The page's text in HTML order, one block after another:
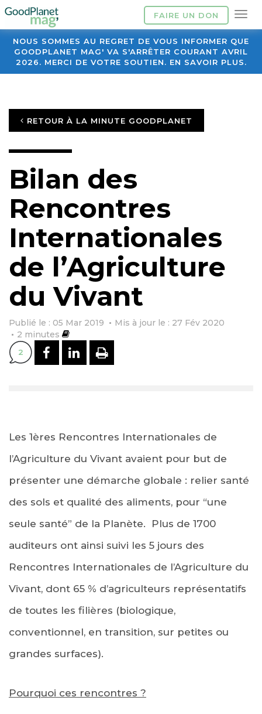
FAIRE UN DON
NOUS SOMMES AU REGRET DE VOUS INFORMER QUE
GOODPLANET MAG' VA S'ARRÊTER COURANT AVRIL
2026. MERCI DE VOTRE SOUTIEN. EN SAVOIR PLUS.
RETOUR À LA MINUTE GOODPLANET
Bilan des
Rencontres
Internationales
de l’Agriculture
du Vivant
Publié le : 05 Mar 2019
Mis à jour le : 27 Fév 2020
2 minutes
2 PARTAGER SUR FACEBOOK
PARTAGER SUR
IMPRIMER
Les 1ères Rencontres Internationales de
l’Agriculture du Vivant avaient pour but de
présenter une démarche globale : relier santé
des sols et qualité des aliments, pour “une
seule santé” de la Planète. Plus de 1700
auditeurs ont ainsi suivi les 5 jours des
Rencontres Internationales de l’Agriculture du
Vivant, dont 65 % d’agriculteurs représentatifs
de toutes les filières (biologique,
conventionnel, en transition, sur petites ou
grandes surfaces).
Pourquoi ces rencontres ?